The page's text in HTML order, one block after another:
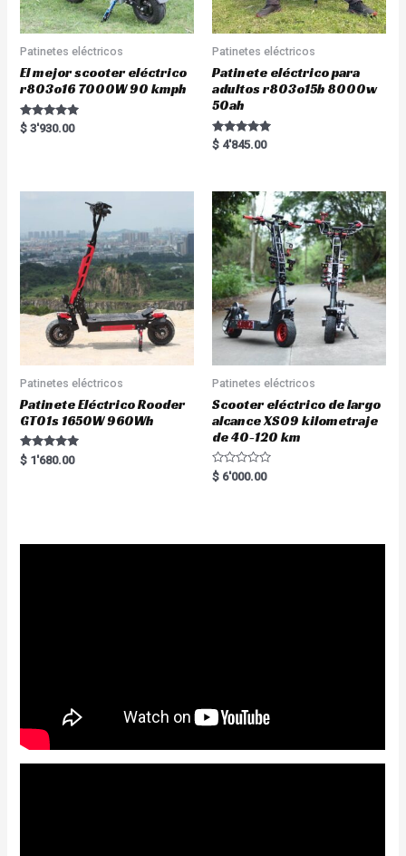
Patinetes eléctricos
El mejor scooter eléctrico
r803o16 7000W 90 kmph
Rated
5.00
$ 3'930.00
Patinetes eléctricos
Patinete eléctrico para
adultos r803o15b 8000w
50ah
Rated
5.00
$ 4'845.00
Patinetes eléctricos
Patinete Eléctrico Rooder
GT01s 1650W 960Wh
Rated
5.00
$ 1'680.00
Patinetes eléctricos
Scooter eléctrico de largo
alcance XS09 kilometraje
de 40-120 km
R
a
$ 6'000.00